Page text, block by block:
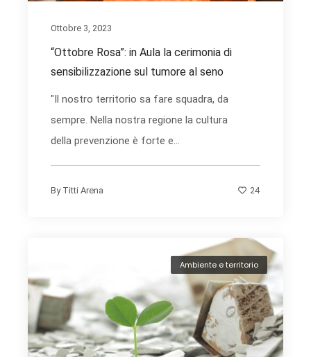
Ottobre 3, 2023
“Ottobre Rosa”: in Aula la cerimonia di
sensibilizzazione sul tumore al seno
"Il nostro territorio sa fare squadra, da
sempre. Nella nostra regione la cultura
della prevenzione è forte e...
By Titti Arena 24
Ambiente e territorio